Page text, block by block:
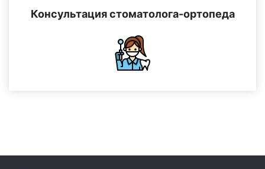
Консультация стоматолога-ортопеда